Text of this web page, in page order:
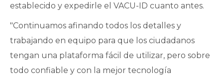
establecido y expedirle el VACU-ID cuanto antes.
"Continuamos afinando todos los detalles y
trabajando en equipo para que los ciudadanos
tengan una plataforma fácil de utilizar, pero sobre
todo confiable y con la mejor tecnología